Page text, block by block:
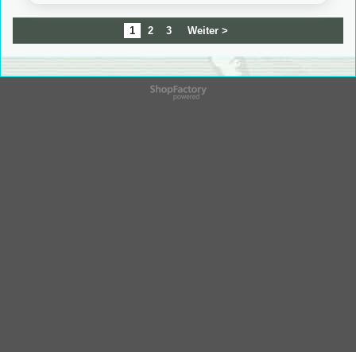
1 2 3 Weiter >
WebShop erstellt mit
ShopFactory Shop